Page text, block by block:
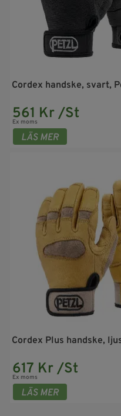
Cordex handske, svart,
561 Kr /St
Ex moms
Cordex Plus handske,
617 Kr /St
Ex moms